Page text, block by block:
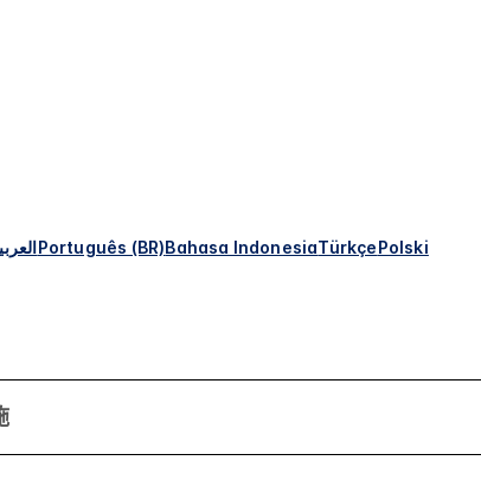
Português (BR)Bahasa IndonesiaTürkçePolski